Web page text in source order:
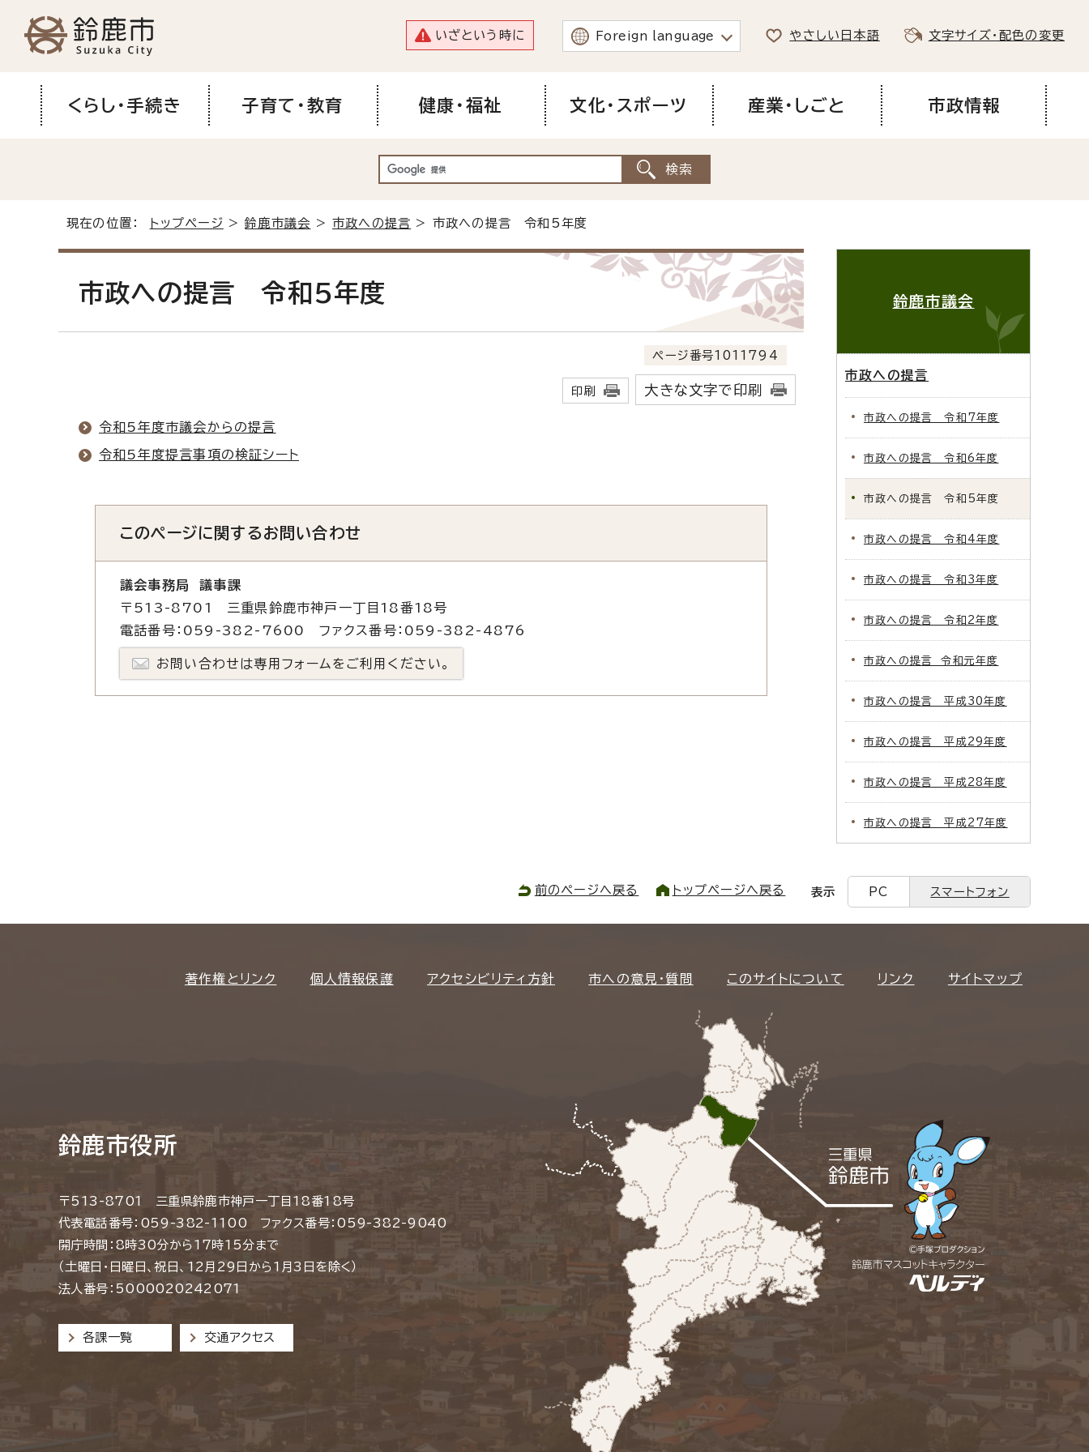
いざという時に Foreign language やさしい日本語 文字サイズ・配色の変更
くらし・手続き 子育て・教育 健康・福祉 文化・スポーツ 産業・しごと 市政情報
現在の位置： トップページ >鈴鹿市議会 >市政への提言 > 市政への提言 令和5年度
市政への提言 令和5年度
ページ番号1011794
印刷 大きな文字で印刷
令和5年度市議会からの提言
令和5年度提言事項の検証シート
このページに関するお問い合わせ
議会事務局 議事課
〒513-8701 三重県鈴鹿市神戸一丁目18番18号
電話番号：059-382-7600 ファクス番号：059-382-4876
お問い合わせは専用フォームをご利用ください。
鈴鹿市議会
市政への提言
市政への提言 令和7年度
市政への提言 令和6年度
市政への提言 令和5年度
市政への提言 令和4年度
市政への提言 令和3年度
市政への提言 令和2年度
市政への提言 令和元年度
市政への提言 平成30年度
市政への提言 平成29年度
市政への提言 平成28年度
市政への提言 平成27年度
前のページへ戻る トップページへ戻る 表示 PC スマートフォン
著作権とリンク 個人情報保護 アクセシビリティ方針 市への意見・質問 このサイトについて リンク サイトマップ
鈴鹿市役所
〒513-8701 三重県鈴鹿市神戸一丁目18番18号
代表電話番号：059-382-1100 ファクス番号：059-382-9040
開庁時間：8時30分から17時15分まで
（土曜日・日曜日、祝日、12月29日から1月3日を除く）
法人番号：5000020242071
各課一覧 交通アクセス